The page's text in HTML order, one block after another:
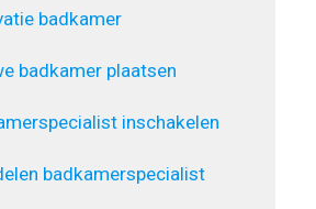
badkamer
badkamer plaatsen
inschakelen
badkamerspecialist